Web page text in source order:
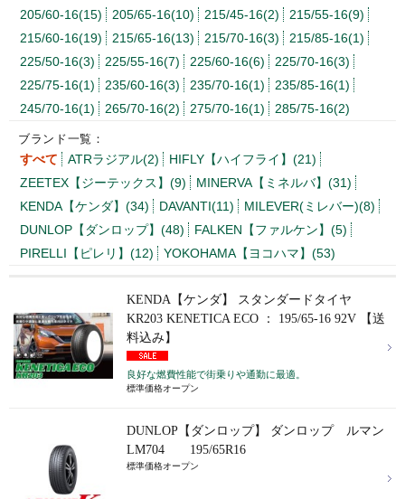
205/60-16(15)
205/65-16(10) 215/45-16(2)
215/55-16(9)
215/60-16(19)
215/65-16(13) 215/70-16(3)
215/85-16(1)
225/50-16(3)
225/55-16(7) 225/60-16(6)
225/70-16(3)
225/75-16(1)
235/60-16(3) 235/70-16(1)
235/85-16(1)
245/70-16(1)
265/70-16(2) 275/70-16(1) 285/75-16(2)
ブランド一覧：
すべて ATRラジアル(2)
HIFLY【ハイフライ】(21)
ZEETEX【ジーテックス】(9)
MINERVA【ミネルバ】(31)
KENDA【ケンダ】(34)
DAVANTI(11)
MILEVER(ミレバー)(8)
DUNLOP【ダンロップ】(48)
FALKEN【ファルケン】(5)
PIRELLI【ピレリ】(12)
YOKOHAMA【ヨコハマ】(53)
KENDA【ケンダ】 スタンダードタイヤ
KR203 KENETICA ECO ： 195/65-16 92V 【送
料込み】
良好な燃費性能で街乗りや通勤に最適。
標準価格オープン
DUNLOP【ダンロップ】 ダンロップ ルマン
LM704 195/65R16
標準価格オープン